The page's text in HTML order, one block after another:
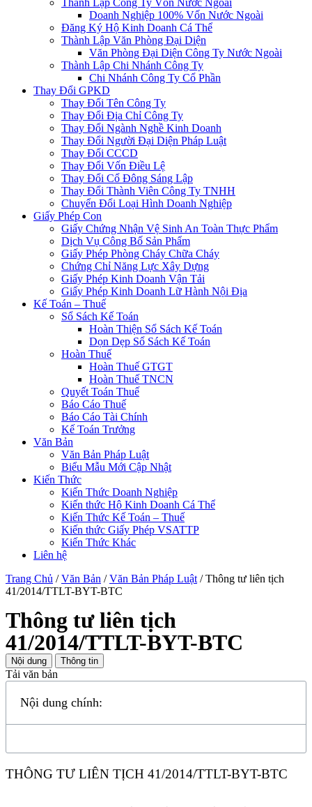
Thành Lập Công Ty Vốn Nước Ngoài
Doanh Nghiệp 100% Vốn Nước Ngoài
Đăng Ký Hộ Kinh Doanh Cá Thể
Thành Lập Văn Phòng Đại Diện
Văn Phòng Đại Diện Công Ty Nước Ngoài
Thành Lập Chi Nhánh Công Ty
Chi Nhánh Công Ty Cổ Phần
Thay Đổi GPKD
Thay Đổi Tên Công Ty
Thay Đổi Địa Chỉ Công Ty
Thay Đổi Ngành Nghề Kinh Doanh
Thay Đổi Người Đại Diện Pháp Luật
Thay Đổi CCCD
Thay Đổi Vốn Điều Lệ
Thay Đổi Cổ Đông Sáng Lập
Thay Đổi Thành Viên Công Ty TNHH
Chuyển Đổi Loại Hình Doanh Nghiệp
Giấy Phép Con
Giấy Chứng Nhận Vệ Sinh An Toàn Thực Phẩm
Dịch Vụ Công Bố Sản Phẩm
Giấy Phép Phòng Cháy Chữa Cháy
Chứng Chỉ Năng Lực Xây Dựng
Giấy Phép Kinh Doanh Vận Tải
Giấy Phép Kinh Doanh Lữ Hành Nội Địa
Kế Toán – Thuế
Sổ Sách Kế Toán
Hoàn Thiện Sổ Sách Kế Toán
Dọn Dẹp Sổ Sách Kế Toán
Hoàn Thuế
Hoàn Thuế GTGT
Hoàn Thuế TNCN
Quyết Toán Thuế
Báo Cáo Thuế
Báo Cáo Tài Chính
Kế Toán Trưởng
Văn Bản
Văn Bản Pháp Luật
Biểu Mẫu Mới Cập Nhật
Kiến Thức
Kiến Thức Doanh Nghiệp
Kiến thức Hộ Kinh Doanh Cá Thể
Kiến Thức Kế Toán – Thuế
Kiến thức Giấy Phép VSATTP
Kiến Thức Khác
Liên hệ
Trang Chủ /Văn Bản /Văn Bản Pháp Luật /Thông tư liên tịch
41/2014/TTLT-BYT-BTC
Thông tư liên tịch
41/2014/TTLT-BYT-BTC
Nội dung Thông tin
Tải văn bản
Nội dung chính:
THÔNG TƯ LIÊN TỊCH 41/2014/TTLT-BYT-BTC